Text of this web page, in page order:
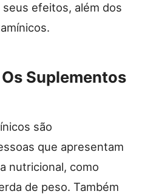
efeitos, além dos
Suplementos
são
que apresentam
nutricional, como
de peso. Também